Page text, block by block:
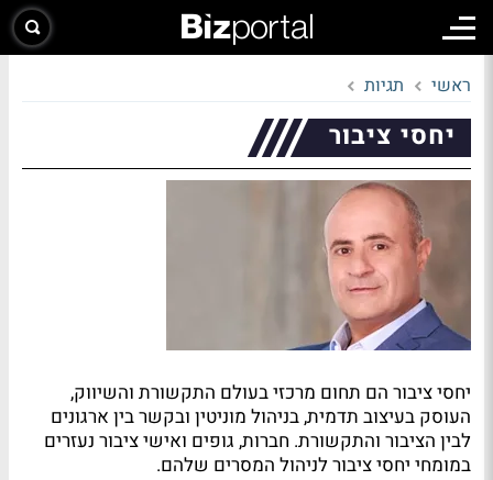
ראשי תגיות
יחסי ציבור
יחסי ציבור הם תחום מרכזי בעולם התקשורת והשיווק,
העוסק בעיצוב תדמית, בניהול מוניטין ובקשר בין ארגונים
לבין הציבור והתקשורת. חברות, גופים ואישי ציבור נעזרים
במומחי יחסי ציבור לניהול המסרים שלהם.